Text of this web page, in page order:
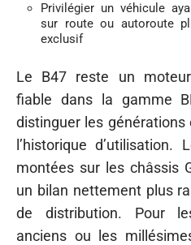
Privilégier un véhicule
sur route ou autoroute
exclusif
Le B47 reste un
fiable dans la gamme
distinguer les
l’historique d’utilisation.
montées sur les châssis
un bilan nettement plus
de distribution. Pour
anciens ou les